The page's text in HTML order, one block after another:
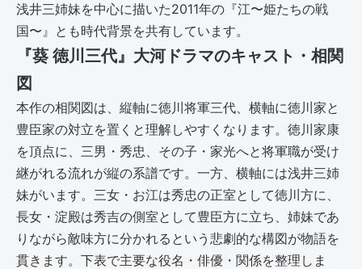
浅井三姉妹を中心に描いた2011年の『江〜姫たちの戦
国〜』とも時代背景を共有しています。
『葵 徳川三代』大河ドラマのキャスト・相関
図
本作の相関図は、縦軸に徳川将軍三代、横軸に徳川家と
豊臣家の対立を置くと理解しやすくなります。徳川家康
を頂点に、三男・秀忠、その子・家光へと将軍職が受け
継がれる流れが縦の系譜です。一方、横軸には浅井三姉
妹がいます。三女・お江は秀忠の正室として徳川方に、
長女・淀殿は秀吉の側室として豊臣方に立ち、姉妹であ
りながら敵味方に分かれるという悲劇的な構図が物語を
貫きます。下表で主要な役名・俳優・関係を整理しま